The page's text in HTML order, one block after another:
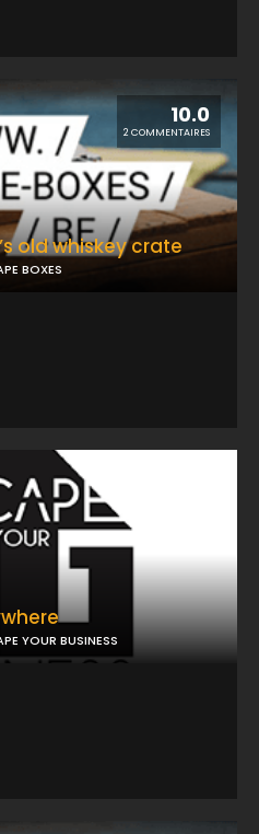
10.0
2 COMMENTAIRES
old whiskey crate
BOXES
YOUR BUSINESS